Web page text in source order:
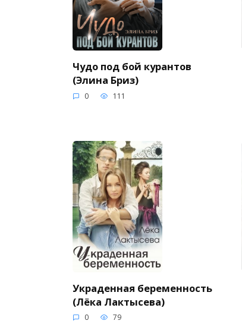
Чудо под бой курантов
(Элина Бриз)
0 111
Украденная беременность
(Лёка Лактысева)
0 79